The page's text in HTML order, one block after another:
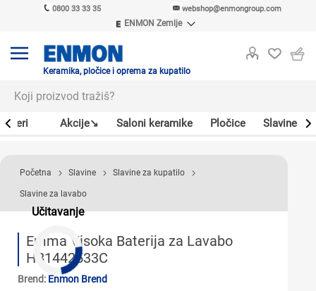
0800 33 33 35 webshop@enmongroup.com
ENMON Zemlje
ENMON MKD
Keramika, pločice i oprema za kupatilo
Akcije↘ Saloni keramike Pločice Slavine
Učitavanje
Početna Slavine Slavine za kupatilo
Slavine za lavabo
Emma Visoka Baterija za Lavabo
HB1442533C
Brend: Enmon Brend